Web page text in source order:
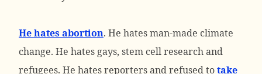
He hates abortion. He hates man-made climate
change. He hates gays, stem cell research and
refugees. He hates reporters and refused totake